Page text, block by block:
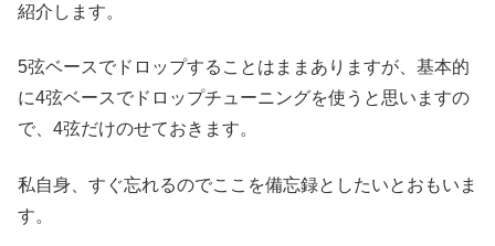
紹介します。
5弦ベースでドロップすることはままありますが、基本的
に4弦ベースでドロップチューニングを使うと思いますの
で、4弦だけのせておきます。
私自身、すぐ忘れるのでここを備忘録としたいとおもいま
す。